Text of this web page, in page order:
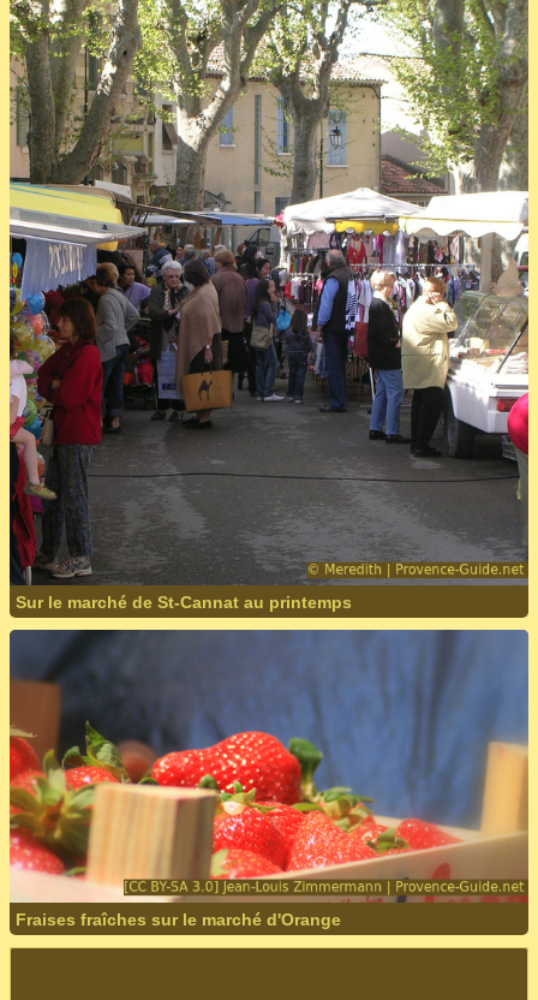
Sur le marché de St-Cannat au printemps
Fraises fraîches sur le marché d'Orange